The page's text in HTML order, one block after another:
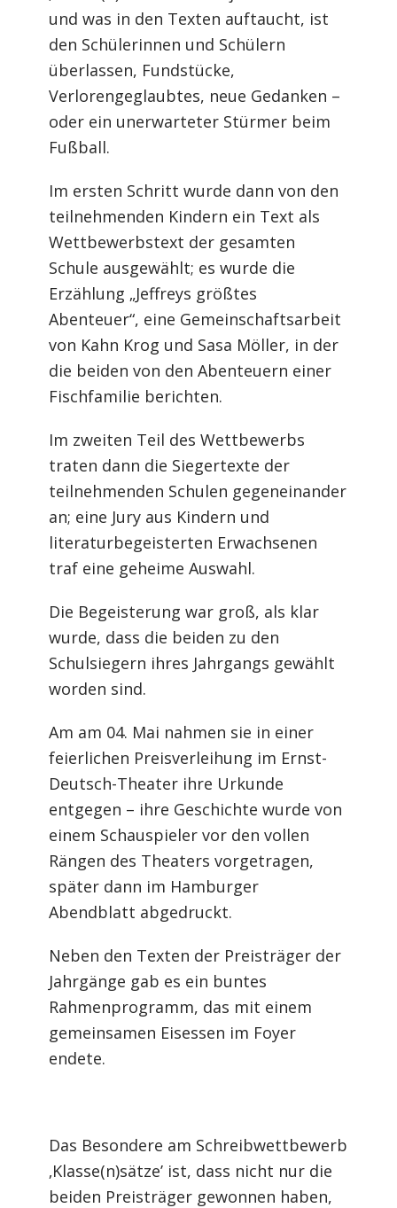
und was in den Texten auftaucht, ist
den Schülerinnen und Schülern
überlassen, Fundstücke,
Verlorengeglaubtes, neue Gedanken –
oder ein unerwarteter Stürmer beim
Fußball.
Im ersten Schritt wurde dann von den
teilnehmenden Kindern ein Text als
Wettbewerbstext der gesamten
Schule ausgewählt; es wurde die
Erzählung „Jeffreys größtes
Abenteuer“, eine Gemeinschaftsarbeit
von Kahn Krog und Sasa Möller, in der
die beiden von den Abenteuern einer
Fischfamilie berichten.
Im zweiten Teil des Wettbewerbs
traten dann die Siegertexte der
teilnehmenden Schulen gegeneinander
an; eine Jury aus Kindern und
literaturbegeisterten Erwachsenen
traf eine geheime Auswahl.
Die Begeisterung war groß, als klar
wurde, dass die beiden zu den
Schulsiegern ihres Jahrgangs gewählt
worden sind.
Am am 04. Mai nahmen sie in einer
feierlichen Preisverleihung im Ernst-
Deutsch-Theater ihre Urkunde
entgegen – ihre Geschichte wurde von
einem Schauspieler vor den vollen
Rängen des Theaters vorgetragen,
später dann im Hamburger
Abendblatt abgedruckt.
Neben den Texten der Preisträger der
Jahrgänge gab es ein buntes
Rahmenprogramm, das mit einem
gemeinsamen Eisessen im Foyer
endete.
Das Besondere am Schreibwettbewerb
‚Klasse(n)sätze’ ist, dass nicht nur die
beiden Preisträger gewonnen haben,